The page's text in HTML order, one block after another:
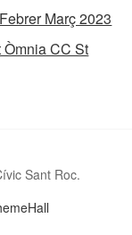
Març 2023
CC St
Sant Roc.